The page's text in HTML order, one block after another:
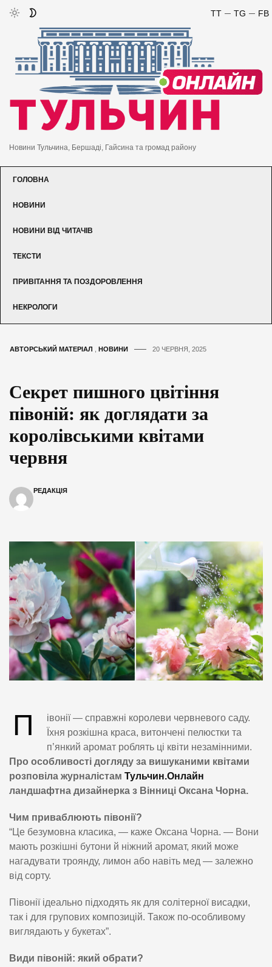
FB
TG
TT
Новини Тульчина, Бершаді, Гайсина та громад району
ГОЛОВНА
НОВИНИ
НОВИНИ ВІД ЧИТАЧІВ
ТЕКСТИ
ПРИВІТАННЯ ТА ПОЗДОРОВЛЕННЯ
НЕКРОЛОГИ
АВТОРСЬКИЙ МАТЕРІАЛ НОВИНИ 20 ЧЕРВНЯ, 2025
Секрет пишного цвітіння
півоній: як доглядати за
королівськими квітами
червня
РЕДАКЦІЯ
П
івонії — справжні королеви червневого саду.
Їхня розкішна краса, витончені пелюстки та
п’янкий аромат роблять ці квіти незамінними.
Про особливості догляду за вишуканими квітами
розповіла журналістам Тульчин.Онлайн
ландшафтна дизайнерка з Вінниці Оксана Чорна.
Чим приваблюють півонії?
“Це безумовна класика, — каже Оксана Чорна. — Вони
мають розкішні бутони й ніжний аромат, який може
нагадувати троянду, лимон або навіть мед — залежно
від сорту.
Півонії ідеально підходять як для солітерної висадки,
так і для групових композицій. Також по-особливому
виглядають у букетах”.
Види півоній: який обрати?